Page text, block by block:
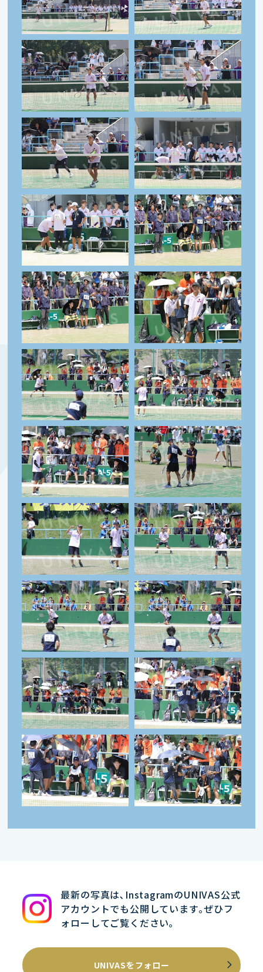
最新の写真は､InstagramのUNIVAS公式
アカウントでも公開しています｡ぜひフ
ォローしてご覧ください｡
UNIVASをフォロー